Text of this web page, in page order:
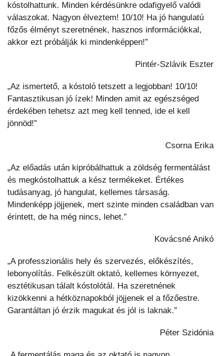
kóstolhattunk. Minden kérdésünkre odafigyelő valódi
válaszokat. Nagyon élveztem! 10/10! Ha jó hangulatú
főzős élményt szeretnének, hasznos információkkal,
akkor ezt próbálják ki mindenképpen!”
Pintér-Szlávik Eszter
„Az ismertető, a kóstoló tetszett a legjobban! 10/10!
Fantasztikusan jó ízek! Minden amit az egészséged
érdekében tehetsz azt meg kell tenned, ide el kell
jönnöd!”
Csorna Erika
„Az előadás után kipróbálhattuk a zöldség fermentálást
és megkóstolhattuk a kész termékeket. Értékes
tudásanyag, jó hangulat, kellemes társaság.
Mindenképp jöjjenek, mert szinte minden családban van
érintett, de ha még nincs, lehet.”
Kovácsné Anikó
„A professzionális hely és szervezés, előkészítés,
lebonyolítás. Felkészült oktató, kellemes környezet,
esztétikusan tálalt kóstolótál. Ha szeretnének
kizökkenni a hétköznapokból jöjjenek el a főzőestre.
Garantáltan jó érzik magukat és jól is laknak.”
Péter Szidónia